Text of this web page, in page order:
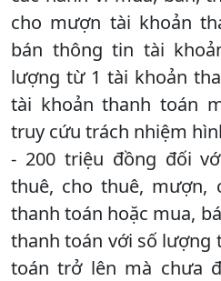
cho mượn tài khoản
bán thông tin tài
lượng từ 1 tài khoản
tài khoản thanh toán
truy cứu trách nhiệm
- 200 triệu đồng đối
thuê, cho thuê, mượn,
thanh toán hoặc mua,
thanh toán với số lượng
toán trở lên mà chưa